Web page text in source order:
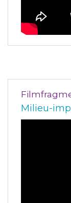
Milieu-